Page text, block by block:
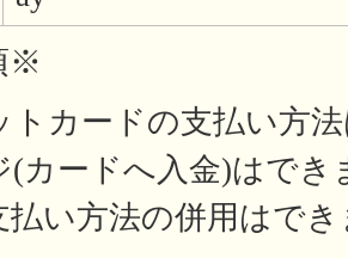
※
トカードの支払い方
(カードへ入金)はでき
払い方法の併用はで